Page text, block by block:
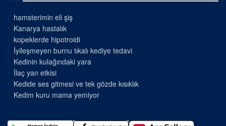
hamsterimin eli şiş
Kanarya hastalık
kopeklerde hipotroidi
İyileşmeyen burnu tıkalı kediye tedavi
Kedinin kulağındaki yara
İlaç yan etkisi
Kedide ses gitmesi ve tek gözde kısıklık
Kedim kuru mama yemiyor